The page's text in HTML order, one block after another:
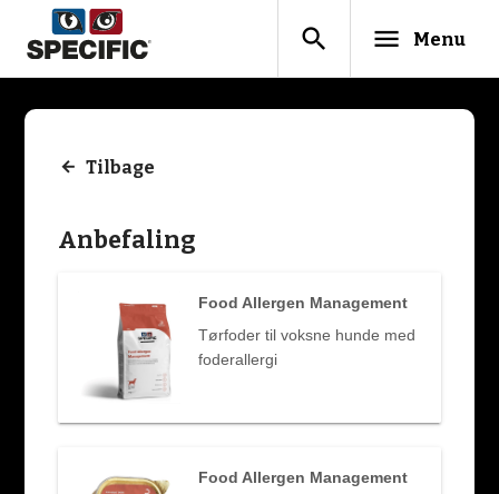
search menu Menu
Tilbage
Anbefaling
Food Allergen Management
Tørfoder til voksne hunde med
foderallergi
Food Allergen Management